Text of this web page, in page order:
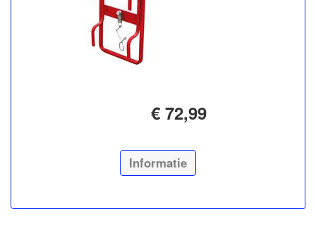
€ 72,99
Informatie